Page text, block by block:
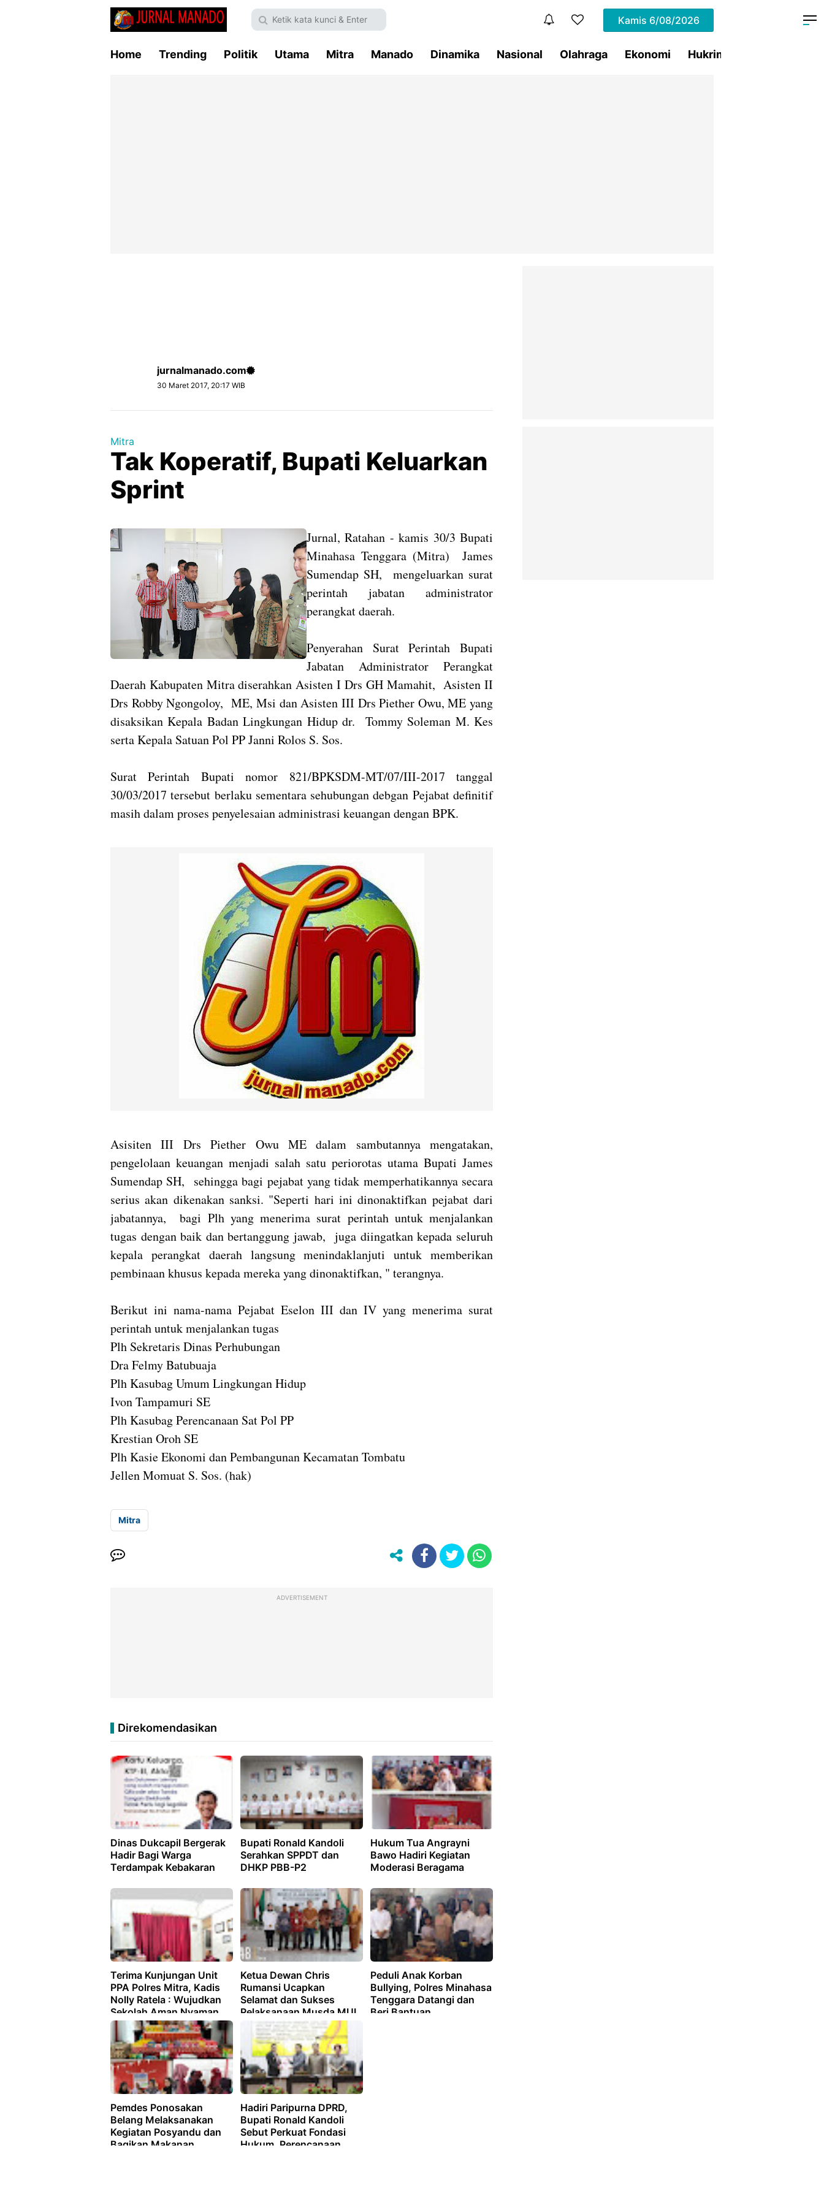
Kamis 6/08/2026
Home Trending Politik Utama Mitra Manado Dinamika Nasional Olahraga Ekonomi Hukrim
jurnalmanado.com
30 Maret 2017, 20:17 WIB
Mitra
Tak Koperatif, Bupati Keluarkan
Sprint
Jurnal, Ratahan - kamis 30/3 Bupati
Minahasa Tenggara (Mitra) James
Sumendap SH, mengeluarkan surat
perintah jabatan administrator
perangkat daerah.
Penyerahan Surat Perintah Bupati
Jabatan Administrator Perangkat
Daerah Kabupaten Mitra diserahkan Asisten I Drs GH Mamahit, Asisten II
Drs Robby Ngongoloy, ME, Msi dan Asisten III Drs Piether Owu, ME yang
disaksikan Kepala Badan Lingkungan Hidup dr. Tommy Soleman M. Kes
serta Kepala Satuan Pol PP Janni Rolos S. Sos.
Surat Perintah Bupati nomor 821/BPKSDM-MT/07/III-2017 tanggal
30/03/2017 tersebut berlaku sementara sehubungan debgan Pejabat definitif
masih dalam proses penyelesaian administrasi keuangan dengan BPK.
Asisiten III Drs Piether Owu ME dalam sambutannya mengatakan,
pengelolaan keuangan menjadi salah satu periorotas utama Bupati James
Sumendap SH, sehingga bagi pejabat yang tidak memperhatikannya secara
serius akan dikenakan sanksi. "Seperti hari ini dinonaktifkan pejabat dari
jabatannya, bagi Plh yang menerima surat perintah untuk menjalankan
tugas dengan baik dan bertanggung jawab, juga diingatkan kepada seluruh
kepala perangkat daerah langsung menindaklanjuti untuk memberikan
pembinaan khusus kepada mereka yang dinonaktifkan, " terangnya.
Berikut ini nama-nama Pejabat Eselon III dan IV yang menerima surat
perintah untuk menjalankan tugas
Plh Sekretaris Dinas Perhubungan
Dra Felmy Batubuaja
Plh Kasubag Umum Lingkungan Hidup
Ivon Tampamuri SE
Plh Kasubag Perencanaan Sat Pol PP
Krestian Oroh SE
Plh Kasie Ekonomi dan Pembangunan Kecamatan Tombatu
Jellen Momuat S. Sos. (hak)
Mitra
ADVERTISEMENT
Direkomendasikan
Dinas Dukcapil Bergerak
Hadir Bagi Warga
Terdampak Kebakaran
Bupati Ronald Kandoli
Serahkan SPPDT dan
DHKP PBB-P2
Hukum Tua Angrayni
Bawo Hadiri Kegiatan
Moderasi Beragama
Terima Kunjungan Unit
PPA Polres Mitra, Kadis
Nolly Ratela : Wujudkan
Sekolah Aman Nyaman
Ketua Dewan Chris
Rumansi Ucapkan
Selamat dan Sukses
Pelaksanaan Musda MUI
Kabupaten Mitra
‎Peduli Anak Korban
Bullying, Polres Minahasa
Tenggara Datangi dan
Beri Bantuan
Pemdes Ponosakan
Belang Melaksanakan
Kegiatan Posyandu dan
Bagikan Makanan
Hadiri Paripurna DPRD,
Bupati Ronald Kandoli
Sebut Perkuat Fondasi
Hukum, Perencanaan